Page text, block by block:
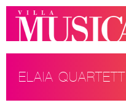
ELAIA QUARTETT